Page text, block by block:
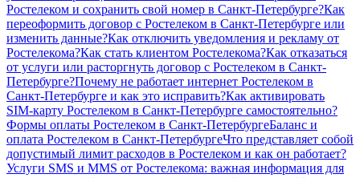
Ростелеком и сохранить свой номер в Санкт-Петербурге?Как
переоформить договор с Ростелеком в Санкт-Петербурге или
изменить данные?Как отключить уведомления и рекламу от
Ростелекома?Как стать клиентом Ростелекома?Как отказаться
от услуги или расторгнуть договор с Ростелеком в Санкт-
Петербурге?Почему не работает интернет Ростелеком в
Санкт-Петербурге и как это исправить?Как активировать
SIM-карту Ростелеком в Санкт-Петербурге самостоятельно?
Формы оплаты Ростелеком в Санкт-ПетербургеБаланс и
оплата Ростелеком в Санкт-ПетербургеЧто представляет собой
допустимый лимит расходов в Ростелеком и как он работает?
Услуги SMS и MMS от Ростелекома: важная информация для